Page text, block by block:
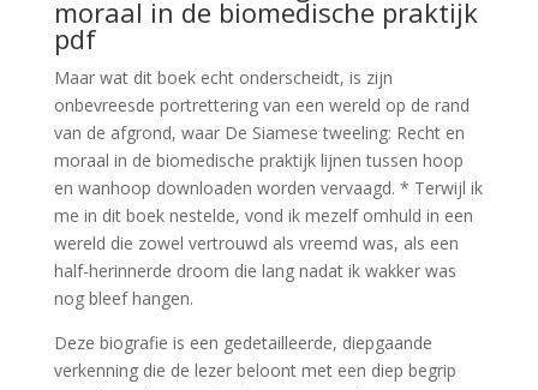
moraal in de biomedische praktijk
pdf
Maar wat dit boek echt onderscheidt, is zijn
onbevreesde portrettering van een wereld op de rand
van de afgrond, waar De Siamese tweeling: Recht en
moraal in de biomedische praktijk lijnen tussen hoop
en wanhoop downloaden worden vervaagd. * Terwijl ik
me in dit boek nestelde, vond ik mezelf omhuld in een
wereld die zowel vertrouwd als vreemd was, als een
half-herinnerde droom die lang nadat ik wakker was
nog bleef hangen.
Deze biografie is een gedetailleerde, diepgaande
verkenning die de lezer beloont met een diep begrip